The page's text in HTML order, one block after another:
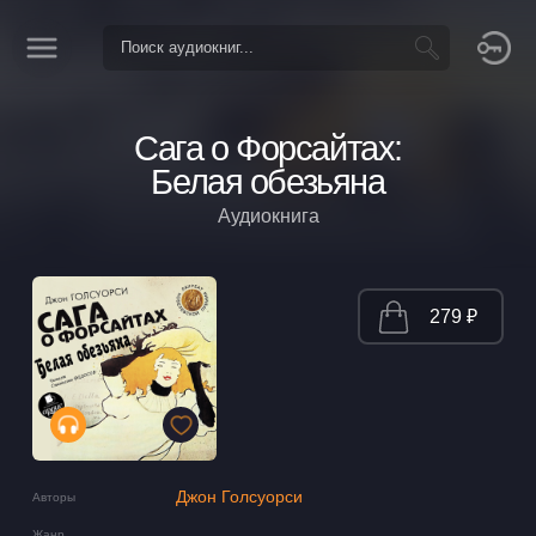
Сага о Форсайтах:
Белая обезьяна
Аудиокнига
Авторы Джон Голсуорси
279 ₽